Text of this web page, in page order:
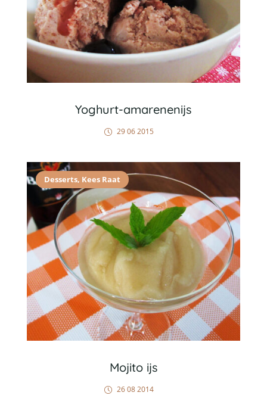
Yoghurt-amarenenijs
29 06 2015
Desserts, Kees Raat
Mojito ijs
26 08 2014